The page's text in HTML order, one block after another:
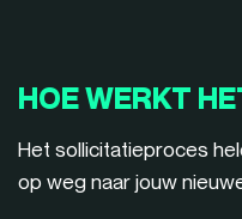
HOE WERKT
Het sollicitatieproces
op weg naar jouw